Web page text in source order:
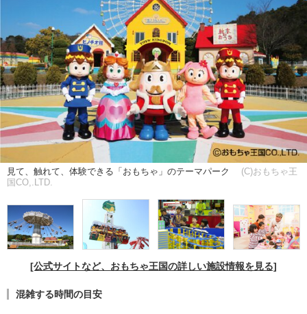
見て、触れて、体験できる「おもちゃ」のテーマパーク
(C)おもちゃ王
国CO,.LTD.
[公式サイトなど、おもちゃ王国の詳しい施設情報を見る]
混雑する時間の目安